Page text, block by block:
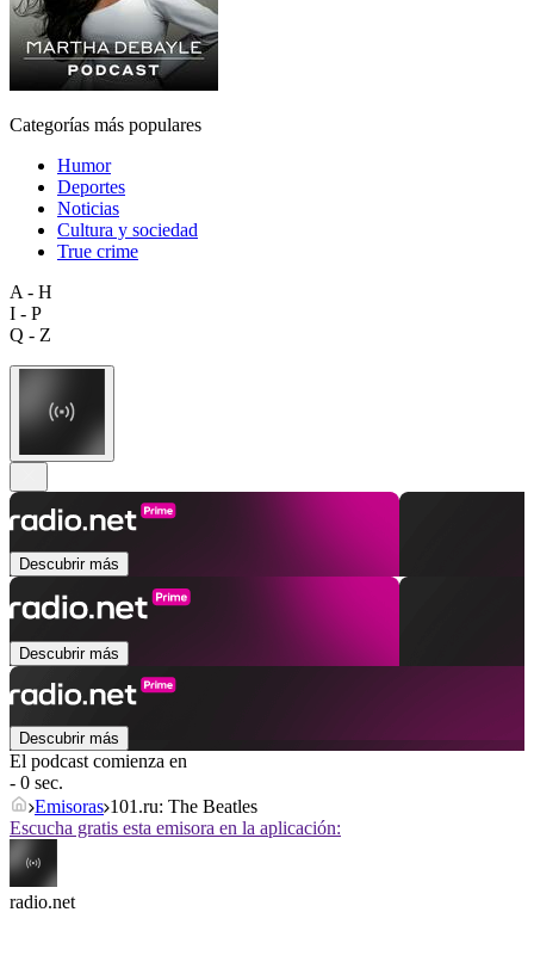
Categorías más populares
Humor
Deportes
Noticias
Cultura y sociedad
True crime
A - H
I - P
Q - Z
Descubrir más
Descubrir más
Descubrir más
El podcast comienza en
- 0 sec.
Emisoras 101.ru: The Beatles
Escucha gratis esta emisora en la aplicación:
radio.net